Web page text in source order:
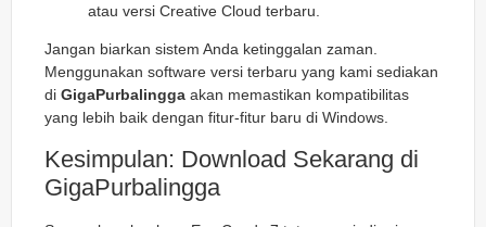
atau versi Creative Cloud terbaru.
Jangan biarkan sistem Anda ketinggalan zaman.
Menggunakan software versi terbaru yang kami sediakan
di GigaPurbalingga akan memastikan kompatibilitas
yang lebih baik dengan fitur-fitur baru di Windows.
Kesimpulan: Download Sekarang di
GigaPurbalingga